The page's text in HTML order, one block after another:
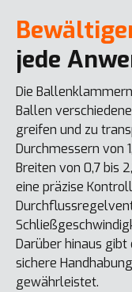
jede
Die
Ballen
greifen und zu
Durchmessern von
Breiten von 0,7 bis
eine präzise
Darüber hinaus gibt
sichere
gewährleistet.